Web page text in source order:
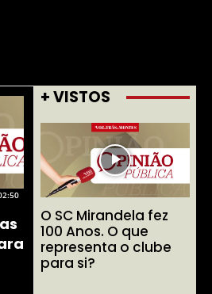
+ VISTOS
O SC Mirandela fez
100 Anos. O que
representa o clube
para si?